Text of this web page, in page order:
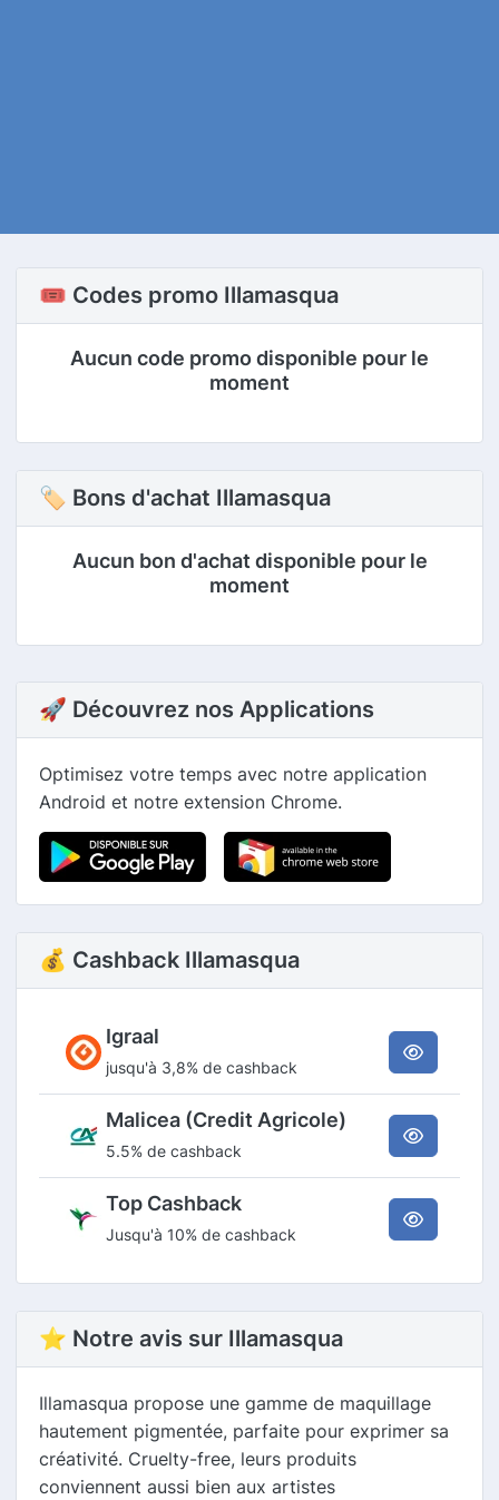
🎟️ Codes promo Illamasqua
Aucun code promo disponible pour le
moment
🏷 Bons d'achat Illamasqua
Aucun bon d'achat disponible pour le
moment
🚀 Découvrez nos Applications
Optimisez votre temps avec notre application
Android et notre extension Chrome.
💰 Cashback Illamasqua
Igraal
jusqu'à 3,8% de cashback
Malicea (Credit Agricole)
5.5% de cashback
Top Cashback
Jusqu'à 10% de cashback
⭐ Notre avis sur Illamasqua
Illamasqua propose une gamme de maquillage
hautement pigmentée, parfaite pour exprimer sa
créativité. Cruelty-free, leurs produits
conviennent aussi bien aux artistes